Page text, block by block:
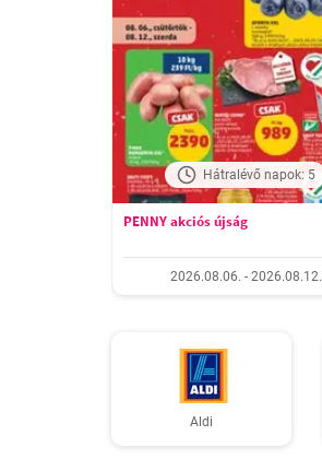
Hátralévő napok: 5
PENNY akciós újság
2026.08.06. - 2026.08.12.
Aldi